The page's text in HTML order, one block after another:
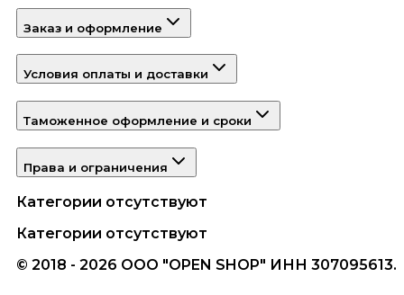
Заказ и оформление
Условия оплаты и доставки
Таможенное оформление и сроки
Права и ограничения
Категории отсутствуют
Категории отсутствуют
© 2018 - 2026 ООО "OPEN SHOP" ИНН 307095613.